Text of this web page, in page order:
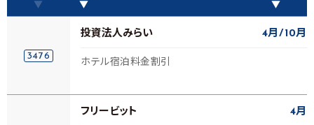
▼
▼
▼
3476
投資法人みらい 4月 10月
ホテル宿泊料金割引
フリービット 4月